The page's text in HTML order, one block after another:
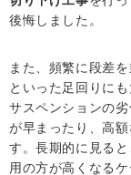
後悔しました。
また、頻繁に段差
といった足回りに
サスペンションの
が早まったり、高
す。長期的に見る
用の方が高くなる